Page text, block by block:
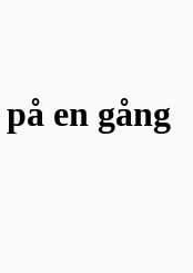
på en gång